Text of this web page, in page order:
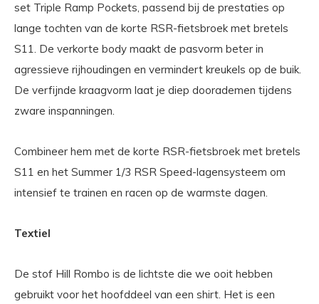
set Triple Ramp Pockets, passend bij de prestaties op
lange tochten van de korte RSR-fietsbroek met bretels
S11. De verkorte body maakt de pasvorm beter in
agressieve rijhoudingen en vermindert kreukels op de buik.
De verfijnde kraagvorm laat je diep doorademen tijdens
zware inspanningen.
Combineer hem met de korte RSR-fietsbroek met bretels
S11 en het Summer 1/3 RSR Speed-lagensysteem om
intensief te trainen en racen op de warmste dagen.
Textiel
De stof Hill Rombo is de lichtste die we ooit hebben
gebruikt voor het hoofddeel van een shirt. Het is een